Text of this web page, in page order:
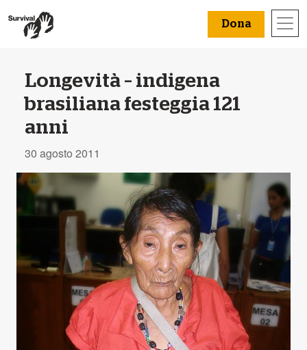
Dona
Longevità – indigena
brasiliana festeggia 121
anni
30 agosto 2011